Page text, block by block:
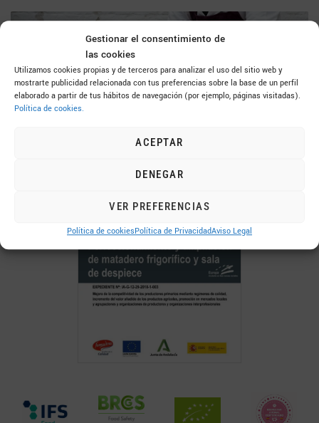
Gestionar el consentimiento de
las cookies
Utilizamos cookies propias y de terceros para analizar el uso del sitio web y
mostrarte publicidad relacionada con tus preferencias sobre la base de un perfil
elaborado a partir de tus hábitos de navegación (por ejemplo, páginas visitadas).
Política de cookies.
ACEPTAR
DENEGAR
VER PREFERENCIAS
Política de cookiesPolítica de PrivacidadAviso Legal
FAMADESA
952 43 30 50